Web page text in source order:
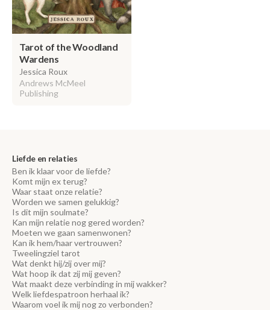
Tarot of the Woodland
Wardens
Jessica Roux
Andrews McMeel
Publishing
Liefde en relaties
Ben ik klaar voor de liefde?
Komt mijn ex terug?
Waar staat onze relatie?
Worden we samen gelukkig?
Is dit mijn soulmate?
Kan mijn relatie nog gered worden?
Moeten we gaan samenwonen?
Kan ik hem/haar vertrouwen?
Tweelingziel tarot
Wat denkt hij/zij over mij?
Wat hoop ik dat zij mij geven?
Wat maakt deze verbinding in mij wakker?
Welk liefdespatroon herhaal ik?
Waarom voel ik mij nog zo verbonden?